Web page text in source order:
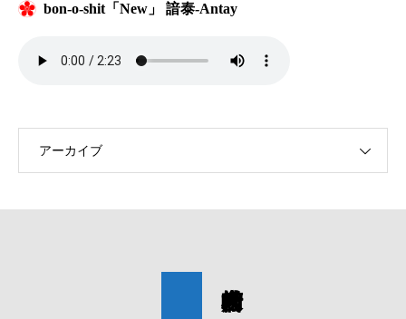
bon-o-shit「New」 諳泰-Antay
アーカイブ